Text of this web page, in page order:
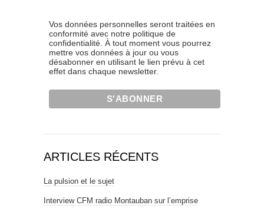
Vos données personnelles seront traitées en
conformité avec notre politique de
confidentialité. À tout moment vous pourrez
mettre vos données à jour ou vous
désabonner en utilisant le lien prévu à cet
effet dans chaque newsletter.
ARTICLES RÉCENTS
La pulsion et le sujet
Interview CFM radio Montauban sur l’emprise